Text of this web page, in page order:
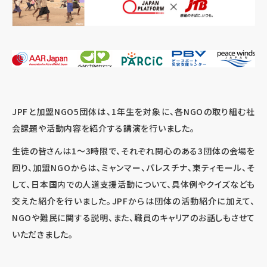
JPFと加盟NGO5団体は、1年生を対象に、各NGOの取り組む社
会課題や活動内容を紹介する講演を行いました。
生徒の皆さんは1～3時限で、それぞれ関心のある3団体の会場を
回り、加盟NGOからは、ミャンマー、パレスチナ、東ティモール、そ
して、日本国内での人道支援活動について、具体例やクイズなども
交えた紹介を行いました。JPFからは団体の活動紹介に加えて、
NGOや難民に関する説明、また、職員のキャリアのお話しもさせて
いただきました。